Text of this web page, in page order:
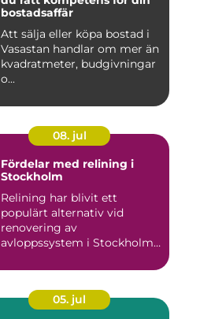
bostadsaffär
Att sälja eller köpa bostad i
Vasastan handlar om mer än
kvadratmeter, budgivningar
o...
08. jul
Fördelar med relining i
Stockholm
Relining har blivit ett
populärt alternativ vid
renovering av
avloppssystem i Stockholm.
05. jul